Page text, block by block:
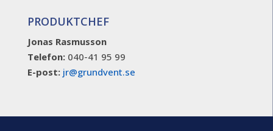
PRODUKTCHEF
Jonas Rasmusson
Telefon:040-41 95 99
E-post: jr@grundvent.se